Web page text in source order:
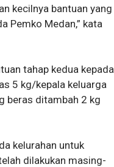
kecilnya bantuan yang
Pemko Medan,” kata
tahap kedua kepada
5 kg/kepala keluarga
beras ditambah 2 kg
kelurahan untuk
dilakukan masing-